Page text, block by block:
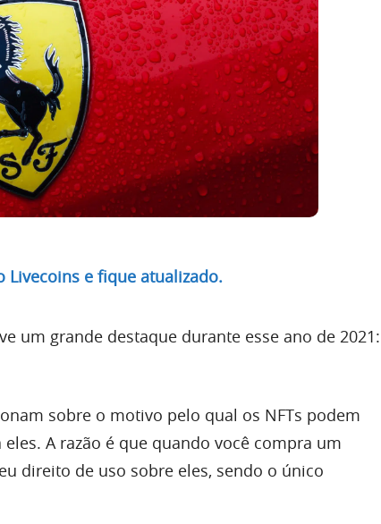
Livecoins e fique atualizado.
um grande destaque durante esse ano de 2021:
sobre o motivo pelo qual os NFTs podem
A razão é que quando você compra um
direito de uso sobre eles, sendo o único